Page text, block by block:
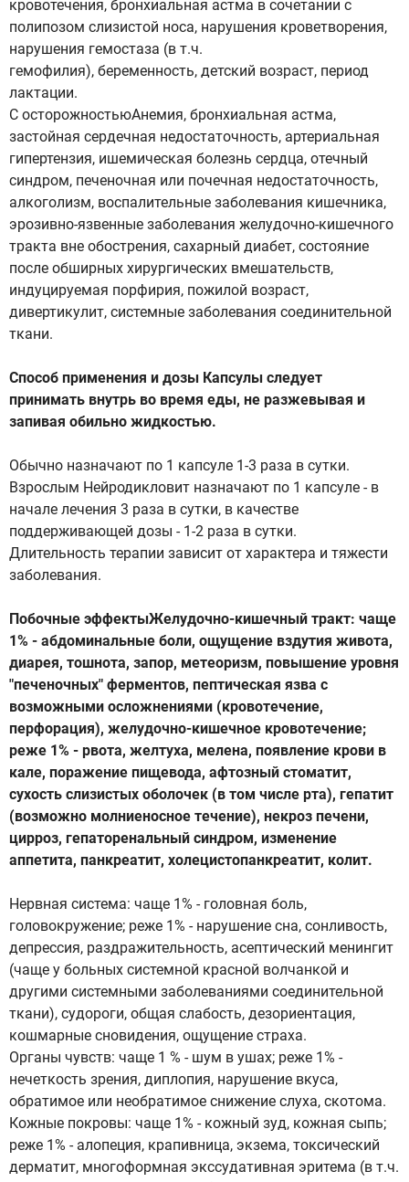
кровотечения, бронхиальная астма в сочетании с
полипозом слизистой носа, нарушения кроветворения,
нарушения гемостаза (в т.ч.
гемофилия), беременность, детский возраст, период
лактации.
С осторожностьюАнемия, бронхиальная астма,
застойная сердечная недостаточность, артериальная
гипертензия, ишемическая болезнь сердца, отечный
синдром, печеночная или почечная недостаточность,
алкоголизм, воспалительные заболевания кишечника,
эрозивно-язвенные заболевания желудочно-кишечного
тракта вне обострения, сахарный диабет, состояние
после обширных хирургических вмешательств,
индуцируемая порфирия, пожилой возраст,
дивертикулит, системные заболевания соединительной
ткани.
Способ применения и дозы Капсулы следует
принимать внутрь во время еды, не разжевывая и
запивая обильно жидкостью.
Обычно назначают по 1 капсуле 1-3 раза в сутки.
Взрослым Нейродикловит назначают по 1 капсуле - в
начале лечения 3 раза в сутки, в качестве
поддерживающей дозы - 1-2 раза в сутки.
Длительность терапии зависит от характера и тяжести
заболевания.
Побочные эффектыЖелудочно-кишечный тракт: чаще
1% - абдоминальные боли, ощущение вздутия живота,
диарея, тошнота, запор, метеоризм, повышение уровня
"печеночных" ферментов, пептическая язва с
возможными осложнениями (кровотечение,
перфорация), желудочно-кишечное кровотечение;
реже 1% - рвота, желтуха, мелена, появление крови в
кале, поражение пищевода, афтозный стоматит,
сухость слизистых оболочек (в том числе рта), гепатит
(возможно молниеносное течение), некроз печени,
цирроз, гепаторенальный синдром, изменение
аппетита, панкреатит, холецистопанкреатит, колит.
Нервная система: чаще 1% - головная боль,
головокружение; реже 1% - нарушение сна, сонливость,
депрессия, раздражительность, асептический менингит
(чаще у больных системной красной волчанкой и
другими системными заболеваниями соединительной
ткани), судороги, общая слабость, дезориентация,
кошмарные сновидения, ощущение страха.
Органы чувств: чаще 1 % - шум в ушах; реже 1% -
нечеткость зрения, диплопия, нарушение вкуса,
обратимое или необратимое снижение слуха, скотома.
Кожные покровы: чаще 1% - кожный зуд, кожная сыпь;
реже 1% - алопеция, крапивница, экзема, токсический
дерматит, многоформная экссудативная эритема (в т.ч.